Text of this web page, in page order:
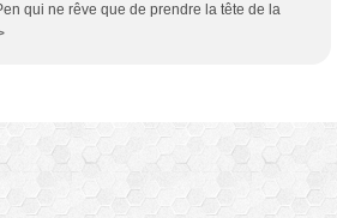
qui ne rêve que de prendre la tête de la